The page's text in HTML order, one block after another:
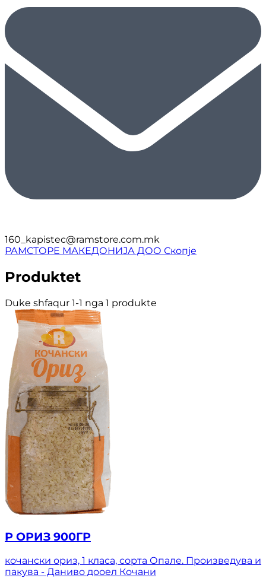
160_kapistec@ramstore.com.mk
РАМСТОРЕ МАКЕДОНИЈА ДОО Скопје
Produktet
Duke shfaqur 1-1 nga 1 produkte
Р ОРИЗ 900ГР
кочански ориз, 1 класа, сорта Опале. Произведува и
пакува - Даниво дооел Кочани